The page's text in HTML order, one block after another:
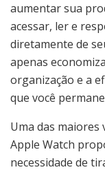
aumentar sua
acessar, ler e
diretamente de
apenas
organização e a
que você
Uma das maiores
Apple Watch
necessidade de